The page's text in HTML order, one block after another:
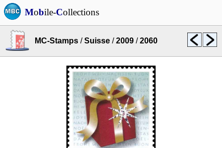
Mobile-Collections
MC-Stamps /Suisse /2009 /2060